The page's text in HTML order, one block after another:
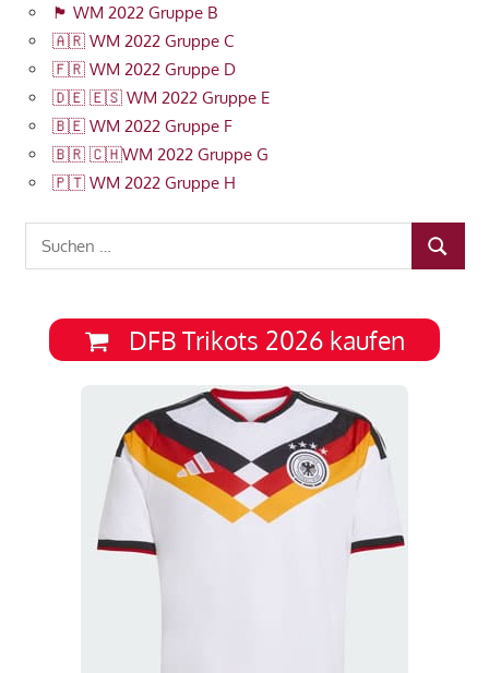
🏴󠁧󠁢󠁥󠁮󠁧󠁿 WM 2022 Gruppe B
🇦🇷 WM 2022 Gruppe C
🇫🇷 WM 2022 Gruppe D
🇩🇪 🇪🇸 WM 2022 Gruppe E
🇧🇪 WM 2022 Gruppe F
🇧🇷 🇨🇭WM 2022 Gruppe G
🇵🇹 WM 2022 Gruppe H
Suchen
nach:
SUCHEN
DFB Trikots 2026 kaufen